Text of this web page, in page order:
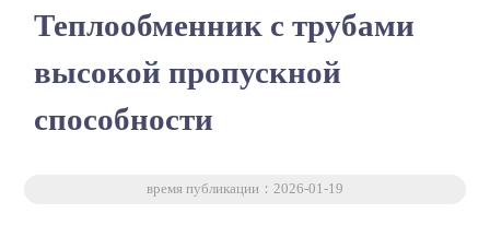
Теплообменник с трубами
высокой пропускной
способности
время публикации：2026-01-19